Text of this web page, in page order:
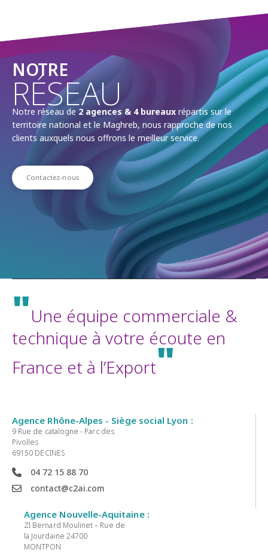
NOTRE
RÉSEAU
Notre réseau de 2 agences & 4 bureaux répartis sur le
territoire national et le Maghreb, nous rapproche de nos
clients auxquels nous offrons le meilleur service.
Contactez-nous
"Une équipe commerciale &
technique à votre écoute en
France et à l’Export"
Agence Rhône-Alpes - Siège social Lyon :
9 Rue de catalogne - Parc des
Pivolles
69150 DECINES
04 72 15 88 70
contact@c2ai.com
Agence Nouvelle-Aquitaine :
ZI Bernard Moulinet – Rue de
la Jourdaine 24700
MONTPON